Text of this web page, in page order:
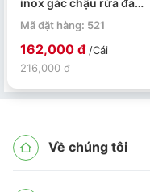
năng
Mã đặt hàng: 521
162,000 đ /Cái
216,000 đ
Về chúng tôi